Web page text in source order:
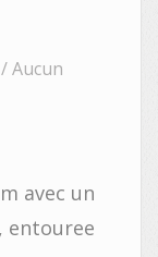
Aucun
avec un
entouree